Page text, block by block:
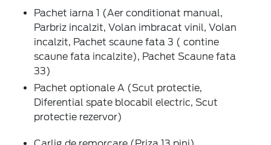
Pachet iarna 1 (Aer conditionat manual,
Parbriz incalzit, Volan imbracat vinil, Volan
incalzit, Pachet scaune fata 3 ( contine
scaune fata incalzite), Pachet Scaune fata
33)
Pachet optionale A (Scut protectie,
Diferential spate blocabil electric, Scut
protectie rezervor)